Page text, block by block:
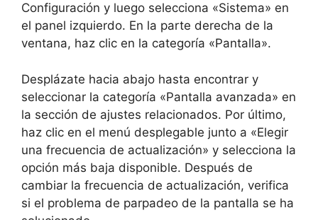
Configuración y luego selecciona «Sistema» en
el panel izquierdo. En la parte derecha de la
ventana, haz clic en la categoría «Pantalla».
Desplázate hacia abajo hasta encontrar y
seleccionar la categoría «Pantalla avanzada» en
la sección de ajustes relacionados. Por último,
haz clic en el menú desplegable junto a «Elegir
una frecuencia de actualización» y selecciona la
opción más baja disponible. Después de
cambiar la frecuencia de actualización, verifica
si el problema de parpadeo de la pantalla se ha